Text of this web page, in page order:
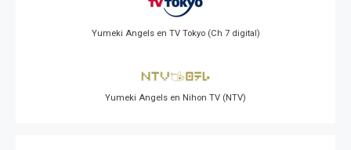
Yumeki Angels en TV Tokyo (Ch 7 digital)
Yumeki Angels en Nihon TV (NTV)